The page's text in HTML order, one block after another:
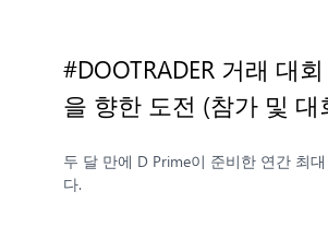
#DOOTRADER 거래 대
을 향한 도전 (참가 및
두 달 만에 D Prime이 준비한 연간 최
다.